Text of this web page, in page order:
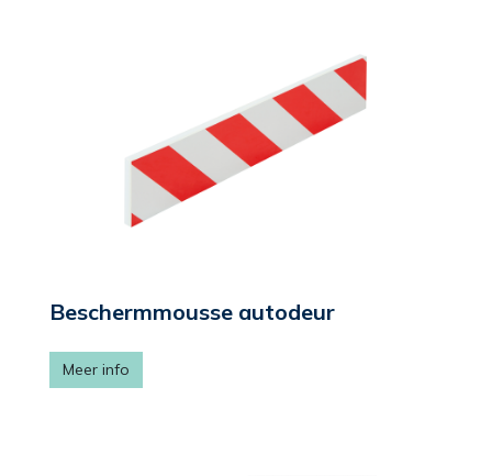
Beschermmousse autodeur
Meer info